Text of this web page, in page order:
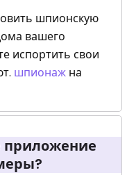
шпионскую
вашего
испортить свои
шпионаж на
приложение